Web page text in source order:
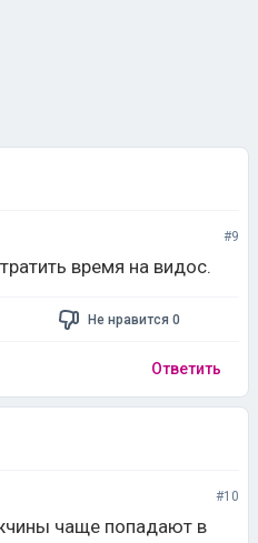
#9
время на видос.
Не нравится 0
Ответить
#10
чаще попадают в